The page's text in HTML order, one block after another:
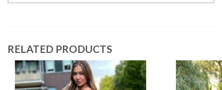
RELATED PRODUCTS